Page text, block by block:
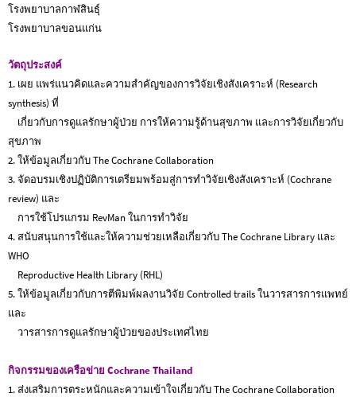
โรงพยาบาลกาฬสินธุ์
โรงพยาบาลขอนแก่น
วัตถุประสงค์
1. เผย แพร่แนวคิดและความสำคัญของการวิจัยเชิงสังเคราะห์ (Research
synthesis) ที่
เกี่ยวกับการดูแลรักษาผู้ป่วย การให้ความรู้ด้านสุขภาพ และการวิจัยเกี่ยวกับ
สุขภาพ
2. ให้ข้อมูลเกี่ยวกับ The Cochrane Collaboration
3. จัดอบรมเชิงปฏิบัติการเตรียมพร้อมสู่การทำวิจัยเชิงสังเคราะห์ (Cochrane
review) และ
การใช้โปรแกรม RevMan ในการทำวิจัย
4. สนับสนุนการใช้และให้ความช่วยเหลือเกี่ยวกับ The Cochrane Library และ
WHO
Reproductive Health Library (RHL)
5. ให้ข้อมูลเกี่ยวกับการตีพิมพ์ผลงานวิจัย Controlled trails ในวารสารการแพทย์
และ
วารสารการดูแลรักษาผู้ป่วยของประเทศไทย
กิจกรรมของเครือข่าย Cochrane Thailand
1. ส่งเสริมการตระหนักและความเข้าใจเกี่ยวกับ The Cochrane Collaboration